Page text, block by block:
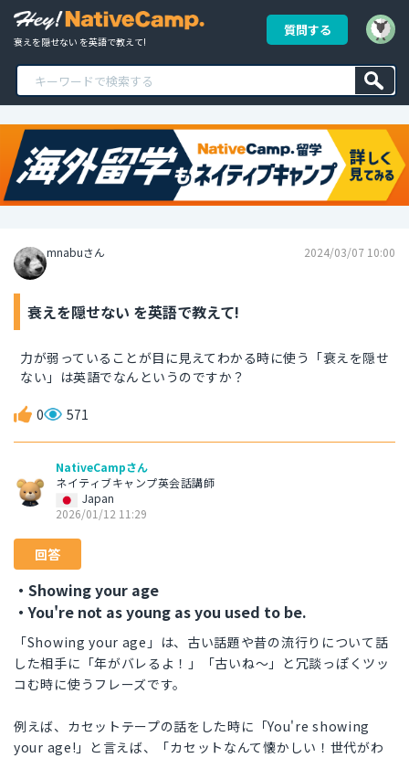
衰えを隠せない を英語で教えて!
質問する
mnabuさん 2024/03/07 10:00
衰えを隠せない を英語で教えて!
力が弱っていることが目に見えてわかる時に使う「衰えを隠せ
ない」は英語でなんというのですか？
0 571
NativeCampさん
ネイティブキャンプ英会話講師
Japan
2026/01/12 11:29
回答
・Showing your age
・You're not as young as you used to be.
「Showing your age」は、古い話題や昔の流行りについて話
した相手に「年がバレるよ！」「古いね〜」と冗談っぽくツッ
コむ時に使うフレーズです。
例えば、カセットテープの話をした時に「You're showing
your age!」と言えば、「カセットなんて懐かしい！世代がわ